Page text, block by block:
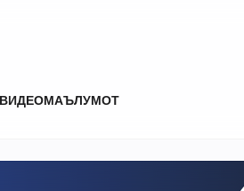
ВИДЕОМАЪЛУМОТ